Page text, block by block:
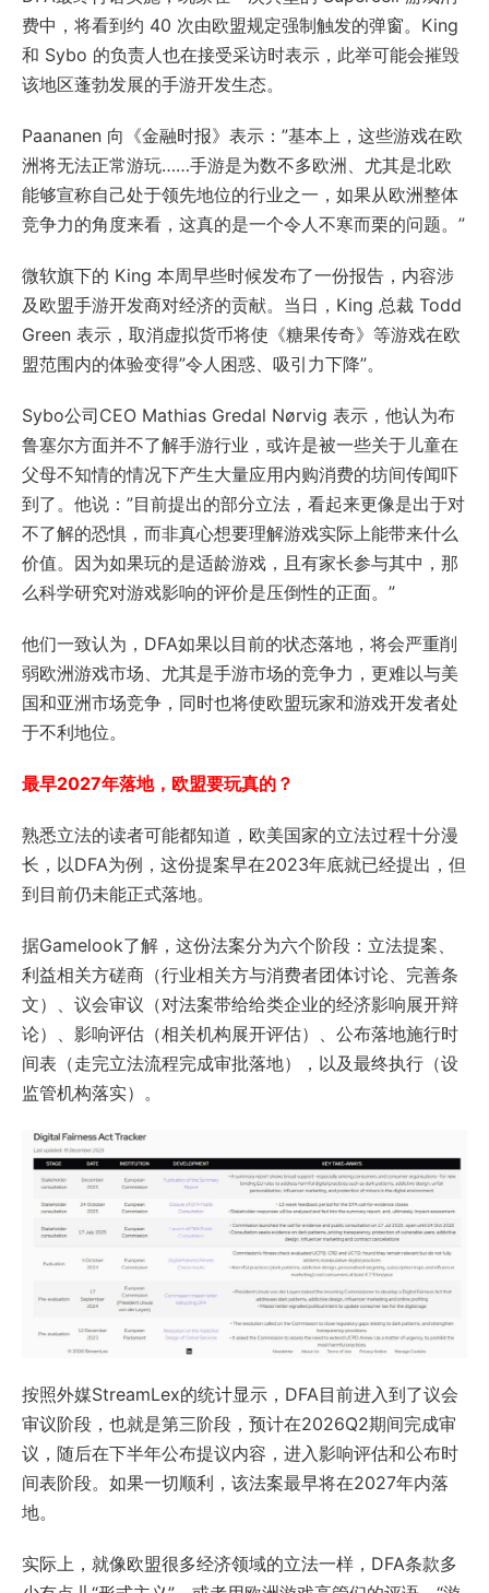
费中，将看到约 40 次由欧盟规定强制触发的弹窗。King
和 Sybo 的负责人也在接受采访时表示，此举可能会摧毁
该地区蓬勃发展的手游开发生态。
Paananen 向《金融时报》表示：”基本上，这些游戏在欧
洲将无法正常游玩……手游是为数不多欧洲、尤其是北欧
能够宣称自己处于领先地位的行业之一，如果从欧洲整体
竞争力的角度来看，这真的是一个令人不寒而栗的问题。”
微软旗下的 King 本周早些时候发布了一份报告，内容涉
及欧盟手游开发商对经济的贡献。当日，King 总裁 Todd
Green 表示，取消虚拟货币将使《糖果传奇》等游戏在欧
盟范围内的体验变得”令人困惑、吸引力下降”。
Sybo公司CEO Mathias Gredal Nørvig 表示，他认为布
鲁塞尔方面并不了解手游行业，或许是被一些关于儿童在
父母不知情的情况下产生大量应用内购消费的坊间传闻吓
到了。他说：”目前提出的部分立法，看起来更像是出于对
不了解的恐惧，而非真心想要理解游戏实际上能带来什么
价值。因为如果玩的是适龄游戏，且有家长参与其中，那
么科学研究对游戏影响的评价是压倒性的正面。”
他们一致认为，DFA如果以目前的状态落地，将会严重削
弱欧洲游戏市场、尤其是手游市场的竞争力，更难以与美
国和亚洲市场竞争，同时也将使欧盟玩家和游戏开发者处
于不利地位。
最早2027年落地，欧盟要玩真的？
熟悉立法的读者可能都知道，欧美国家的立法过程十分漫
长，以DFA为例，这份提案早在2023年底就已经提出，但
到目前仍未能正式落地。
据Gamelook了解，这份法案分为六个阶段：立法提案、
利益相关方磋商（行业相关方与消费者团体讨论、完善条
文）、议会审议（对法案带给给类企业的经济影响展开辩
论）、影响评估（相关机构展开评估）、公布落地施行时
间表（走完立法流程完成审批落地），以及最终执行（设
监管机构落实）。
按照外媒StreamLex的统计显示，DFA目前进入到了议会
审议阶段，也就是第三阶段，预计在2026Q2期间完成审
议，随后在下半年公布提议内容，进入影响评估和公布时
间表阶段。如果一切顺利，该法案最早将在2027年内落
地。
实际上，就像欧盟很多经济领域的立法一样，DFA条款多